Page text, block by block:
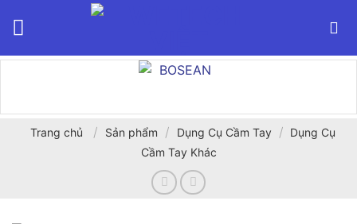
Trang chủ / Sản phẩm / Dụng Cụ Cầm Tay / Dụng Cụ
Cầm Tay Khác